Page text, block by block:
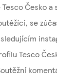
Česko a
se
Tesco